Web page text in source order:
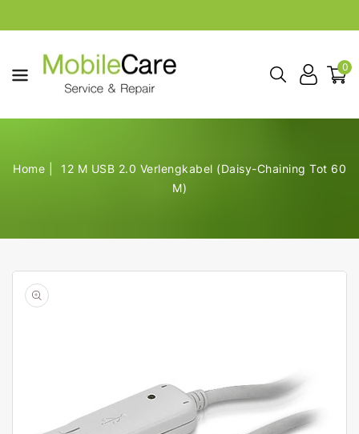
0
Home
12 M USB 2.0 Verlengkabel (Daisy-Chaining Tot 60
M)